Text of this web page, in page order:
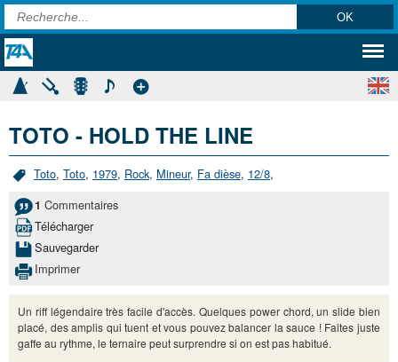
TOTO - HOLD THE LINE
Toto, Toto, 1979, Rock, Mineur, Fa dièse, 12/8,
1 Commentaires
Télécharger
Sauvegarder
Imprimer
Un riff légendaire très facile d'accès. Quelques power chord, un slide bien
placé, des amplis qui tuent et vous pouvez balancer la sauce ! Faites juste
gaffe au rythme, le ternaire peut surprendre si on est pas habitué.